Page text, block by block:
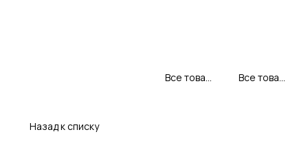
Все товары CYKORIA S.A. Все товары категории
Назад к списку